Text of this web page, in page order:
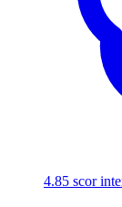
4.85 scor